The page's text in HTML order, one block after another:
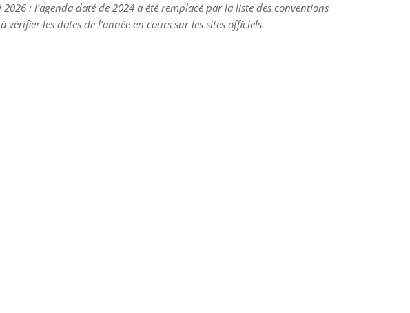
: l’agenda daté de 2024 a été remplacé par la liste des conventions
vérifier les dates de l’année en cours sur les sites officiels.